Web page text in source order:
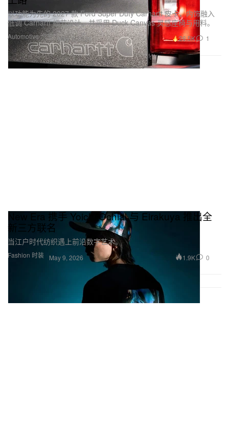
Automotive 汽车
以功能为先的 2027 款 Ford Super Duty Carhartt 皮卡，内饰融入
低调 Carhartt 细节设计，并采用 Duck Canvas 灵感座椅与用料。
May 9, 2026 26.5K 1
Fashion 时装
New Era 携手 Yoichi Ochiai 与 Eirakuya 推出全
新三方联名
当江户时代纺织遇上前沿数字艺术。
May 9, 2026 1.9K 0